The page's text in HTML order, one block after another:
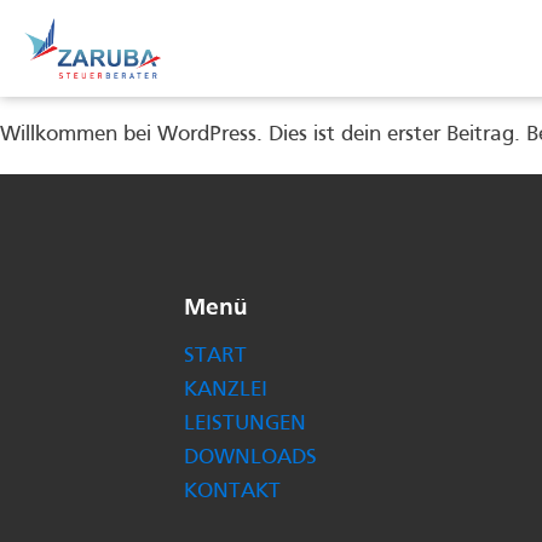
Willkommen bei WordPress. Dies ist dein erster Beitrag.
Menü
START
KANZLEI
LEISTUNGEN
DOWNLOADS
KONTAKT